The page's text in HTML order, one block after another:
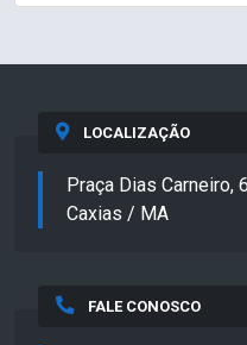
LOCALIZAÇÃO
Praça Dias Carneiro,
Caxias / MA
FALE CONOSCO